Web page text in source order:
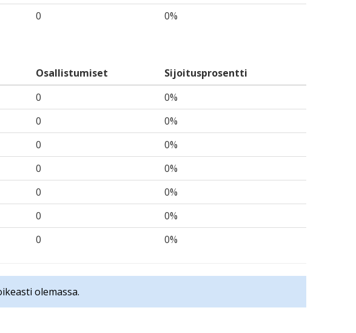
0 0%
Osallistumiset
Sijoitusprosentti
0
0%
0
0%
0
0%
0
0%
0
0%
0
0%
0 0%
olemassa.